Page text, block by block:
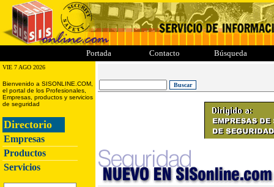
Portada Contacto Búsqueda
VIE 7 AGO 2026
Bienvenido a SISONLINE.COM,
el portal de los Profesionales,
Empresas, productos y servicios
de seguridad
Directorio
Empresas
Productos
Servicios